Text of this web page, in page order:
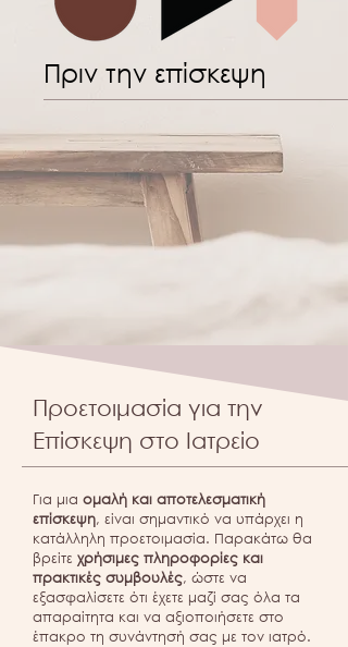
Πριν την επίσκεψη
Προετοιμασία για την
Επίσκεψη στο Ιατρείο
Για μια ομαλή και αποτελεσματική
επίσκεψη, είναι σημαντικό να υπάρχει η
κατάλληλη προετοιμασία. Παρακάτω θα
βρείτε χρήσιμες πληροφορίες και
πρακτικές συμβουλές, ώστε να
εξασφαλίσετε ότι έχετε μαζί σας όλα τα
απαραίτητα και να αξιοποιήσετε στο
έπακρο τη συνάντησή σας με τον ιατρό.